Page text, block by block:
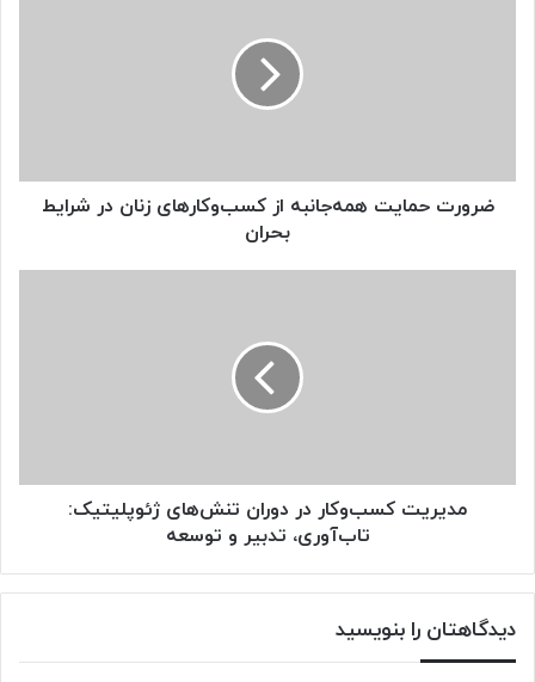
بحران
ضرورت حمایت همه‌جانبه از کسب‌وکارهای زنان در شرایط
بحران
و
مدیریت کسب‌وکار در دوران تنش‌های ژئوپلیتیک:
تاب‌آوری، تدبیر و توسعه
دیدگاهتان را بنویسید